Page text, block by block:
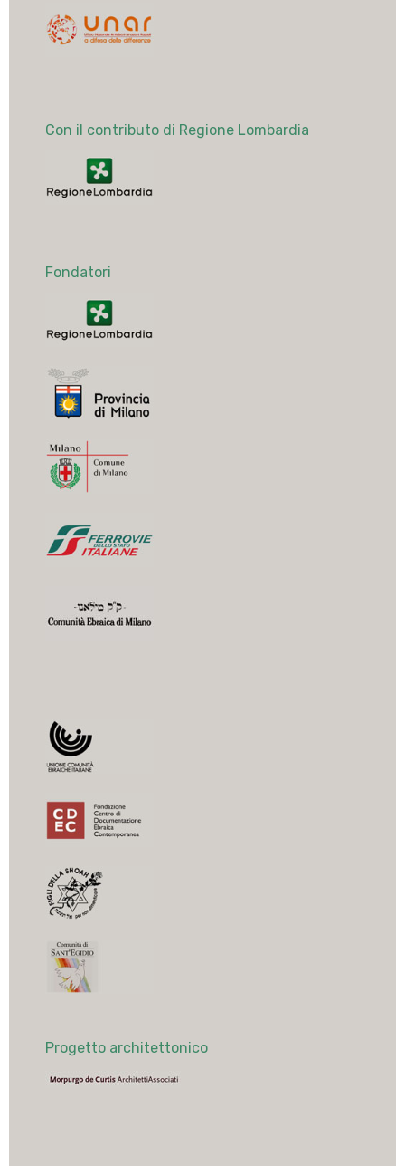
Con il contributo di Regione Lombardia
Fondatori
Progetto architettonico